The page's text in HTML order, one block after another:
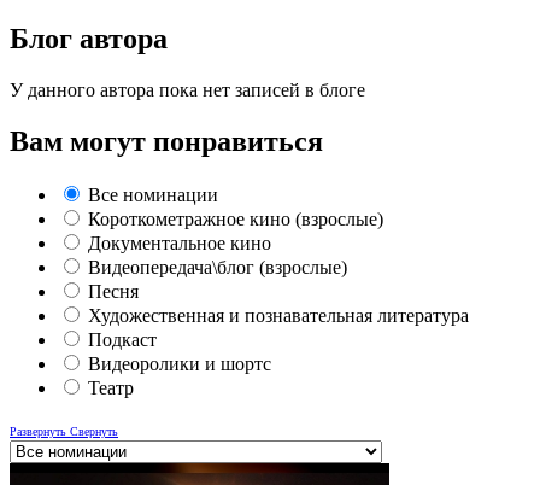
Блог автора
У данного автора пока нет записей в блоге
Вам могут понравиться
Все номинации
Короткометражное кино (взрослые)
Документальное кино
Видеопередача\блог (взрослые)
Песня
Художественная и познавательная литература
Подкаст
Видеоролики и шортс
Театр
Развернуть Свернуть